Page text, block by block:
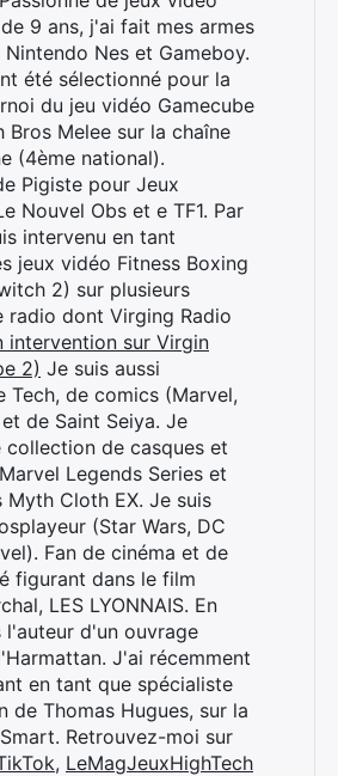
9 ans, j'ai fait mes armes
Nes et Gameboy.
été sélectionné pour la
du jeu vidéo Gamecube
Bros Melee sur la chaîne
(4ème national).
Pigiste pour Jeux
Nouvel Obs et e TF1. Par
intervenu en tant
jeux vidéo Fitness Boxing
2) sur plusieurs
radio dont Virging Radio
intervention sur Virgin
2) Je suis aussi
Tech, de comics (Marvel,
de Saint Seiya. Je
collection de casques et
Legends Series et
Myth Cloth EX. Je suis
(Star Wars, DC
Fan de cinéma et de
figurant dans le film
LES LYONNAIS. En
l'auteur d'un ouvrage
J'ai récemment
en tant que spécialiste
de Thomas Hugues, sur la
Retrouvez-moi sur
, LeMagJeuxHighTech